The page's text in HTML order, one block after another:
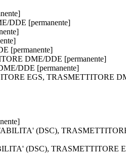
DDE [permanente]
[permanente]
DME/DDE [permanente]
DDE [permanente]
EGS, TRASMETTITORE
(DSC),
(DSC),